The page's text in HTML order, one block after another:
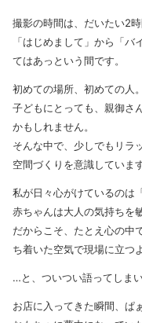
撮影の時間は、だいたい2時
「はじめまして」から「
てはあっという間です。
初めての場所、初めての人。
子どもにとっても、親御さ
かもしれません。
そんな中で、少しでもリラ
空間づくりを意識しています
私が日々心がけているのは
赤ちゃんは大人の気持ちを
だからこそ、たとえ心の中
ち着いた空気で現場に立つ
…と、ついつい語ってしま
お店に入ってきた瞬間、ぱ